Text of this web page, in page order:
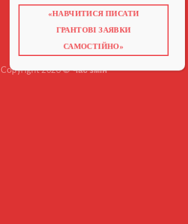
НАВЧАННЯ
КНИГИ
ВІДЕО ПРО ГРАНТИ
Copyright 2026 ©Час змін
«НАВЧИТИСЯ ПИСАТИ
ГРАНТОВІ ЗАЯВКИ
САМОСТІЙНО»